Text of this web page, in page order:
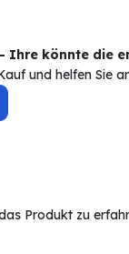
Ihre könnte die
und helfen Sie
Produkt zu